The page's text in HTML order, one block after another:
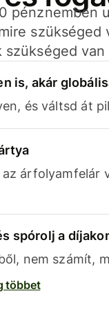
pénznemben
szükséged
szükséged van
is, akár
és váltsd át
árfolyamfelár
spórolj a
nem számít,
többet